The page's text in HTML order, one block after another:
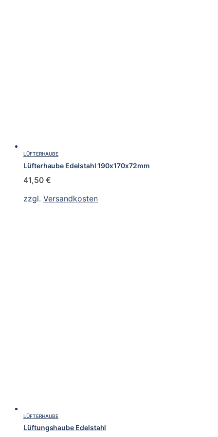
LÜFTERHAUBE
Lüfterhaube Edelstahl 190x170x72mm
41,50 €
zzgl. Versandkosten
LÜFTERHAUBE
Lüftungshaube Edelstahl